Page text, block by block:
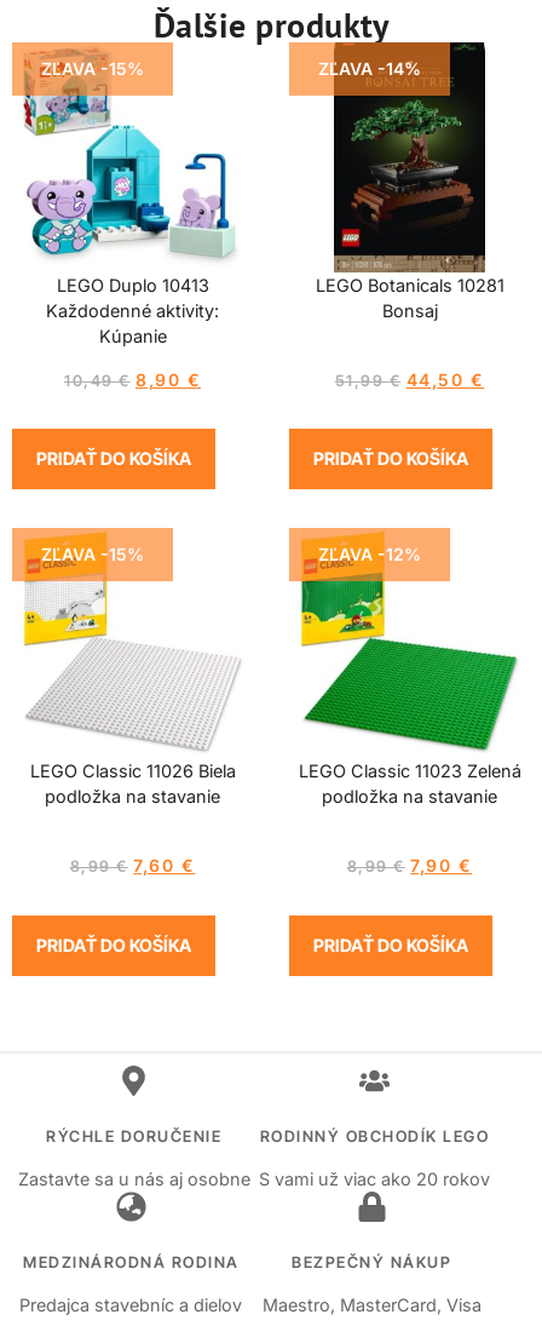
Ďalšie produkty
ZĽAVA -15%
LEGO Duplo 10413
Každodenné aktivity:
Kúpanie
10,49€ 8,90 €
PRIDAŤ DO KOŠÍKA
ZĽAVA -14%
LEGO Botanicals 10281
Bonsaj
51,99€ 44,50 €
PRIDAŤ DO KOŠÍKA
ZĽAVA -15%
LEGO Classic 11026 Biela
podložka na stavanie
8,99€ 7,60 €
PRIDAŤ DO KOŠÍKA
ZĽAVA -12%
LEGO Classic 11023 Zelená
podložka na stavanie
8,99€ 7,90 €
PRIDAŤ DO KOŠÍKA
RÝCHLE DORUČENIE
Zastavte sa u nás aj osobne
RODINNÝ OBCHODÍK LEGO
S vami už viac ako 20 rokov
MEDZINÁRODNÁ RODINA
Predajca stavebníc a dielov
BEZPEČNÝ NÁKUP
Maestro, MasterCard, Visa